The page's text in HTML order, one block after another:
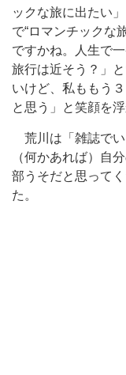
ックな旅に出たい
で“ロマンチックな
ですかね。人生で
旅行は近そう？」
いけど、私ももう
と思う」と笑顔を浮
荒川は「雑誌でい
（何かあれば）自
部うそだと思って
た。